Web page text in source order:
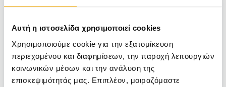
Αυτή η ιστοσελίδα χρησιμοποιεί cookies
Χρησιμοποιούμε cookie για την εξατομίκευση
περιεχομένου και διαφημίσεων, την παροχή λειτουργιών
κοινωνικών μέσων και την ανάλυση της
επισκεψιμότητάς μας. Επιπλέον, μοιραζόμαστε